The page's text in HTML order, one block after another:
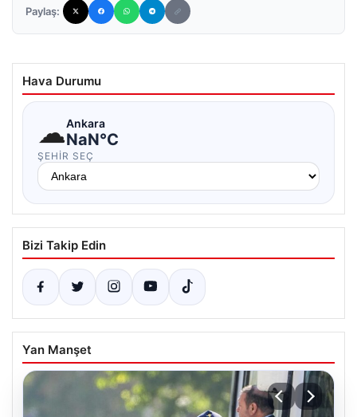
Paylaş:
Hava Durumu
☁Ankara
NaN°C
ŞEHIR SEÇ
Bizi Takip Edin
Yan Manşet